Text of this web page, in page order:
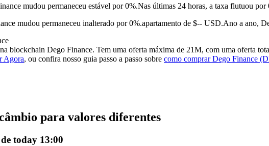
mudou permaneceu estável por 0%.Nas últimas 24 horas, a taxa flutuou
mudou permaneceu inalterado por 0%.apartamento de $-- USD.Ano a ano,
blockchain Dego Finance. Tem uma oferta máxima de 21M, com uma oferta
Agora, ou confira nosso guia passo a passo sobre como comprar Dego Finance
para valores diferentes
today 13:00